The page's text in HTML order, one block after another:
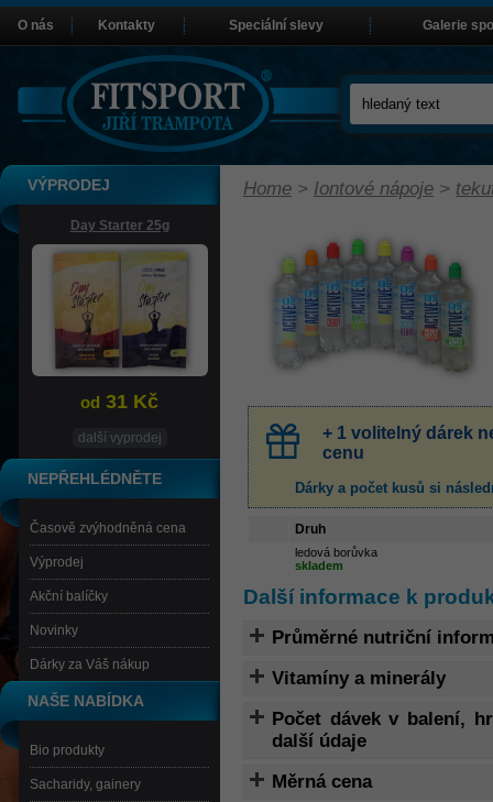
Home > Iontové nápoje >
+ 1 volitelný dárek
cenu
Dárky a počet kusů si
Druh
ledová borůvka
skladem
Další informace k
Průměrné nutriční
Vitamíny a minerály
Počet dávek v balení,
další údaje
Měrná cena
VÝPRODEJ
Day Starter 25g
od 31 Kč
další vyprodej
NEPŘEHLÉDNĚTE
Časově zvýhodněná cena
Výprodej
Akční balíčky
Novinky
Dárky za Váš nákup
NAŠE NABÍDKA
Bio produkty
Sacharidy, gainery
O nás Kontakty Speciální slevy Galerie